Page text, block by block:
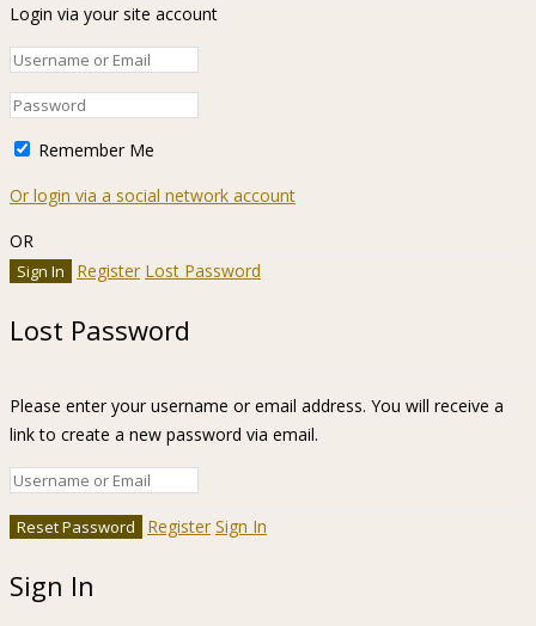
Login via your site account
Remember Me
Or login via a social network account
OR
Register Lost Password
Lost Password
Please enter your username or email address. You will receive a
link to create a new password via email.
Register Sign In
Sign In